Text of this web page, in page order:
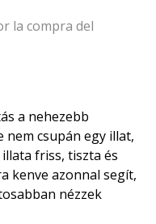
la compra del
a nehezebb
nem csupán egy illat,
friss, tiszta és
kenve azonnal segít,
nézzek